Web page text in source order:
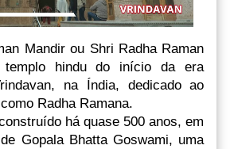
Mandir ou Shri Radha Raman
templo hindu do início da era
na Índia, dedicado ao
Radha Ramana.
há quase 500 anos, em
Gopala Bhatta Goswami, uma